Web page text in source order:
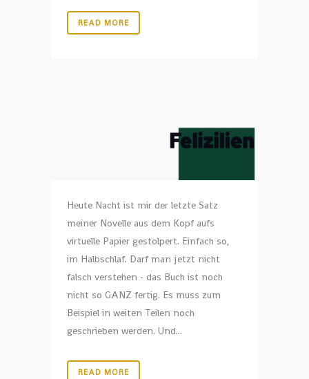
READ MORE
Heute Nacht ist mir der letzte Satz
meiner Novelle aus dem Kopf aufs
virtuelle Papier gestolpert. Einfach so,
im Halbschlaf. Darf man jetzt nicht
falsch verstehen - das Buch ist noch
nicht so GANZ fertig. Es muss zum
Beispiel in weiten Teilen noch
geschrieben werden. Und...
READ MORE